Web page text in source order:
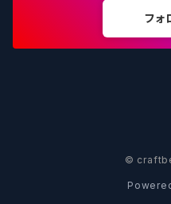
ウェストコーストブルーイング
Tokyo AleWorks -トウキョウ
Brewski ブリュースキー
SierraNevada -シエラネバダ
Buxton - バクストン
Isthmus イスムス
Mountain Culture マウンテン
Electric Bicycle エレクトリッ
33 Brewing Experiment
Tucher トゥーハー
フォ
©